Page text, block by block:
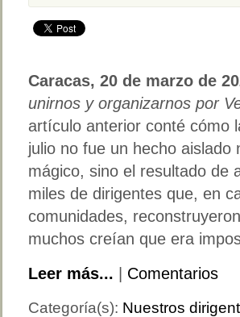
Caracas, 20 de marzo de
unirnos y organizarnos por
artículo anterior conté cómo
julio no fue un hecho aislado
mágico, sino el resultado de
miles de dirigentes que, en
comunidades,
muchos creían que era
Leer más...
Comentarios
Categoría(s): Nuestros